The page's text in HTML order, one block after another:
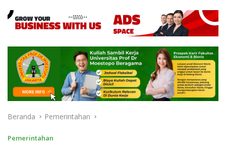
Beranda Pemerintahan
Pemerintahan